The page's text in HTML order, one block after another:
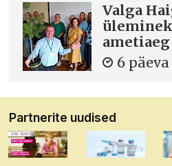
Valga
ametiaeg
6
Partnerite uudised